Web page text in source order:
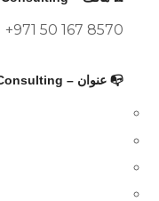
+971 50 167 8570
📭 عنوان – RMG Tax Consulting :